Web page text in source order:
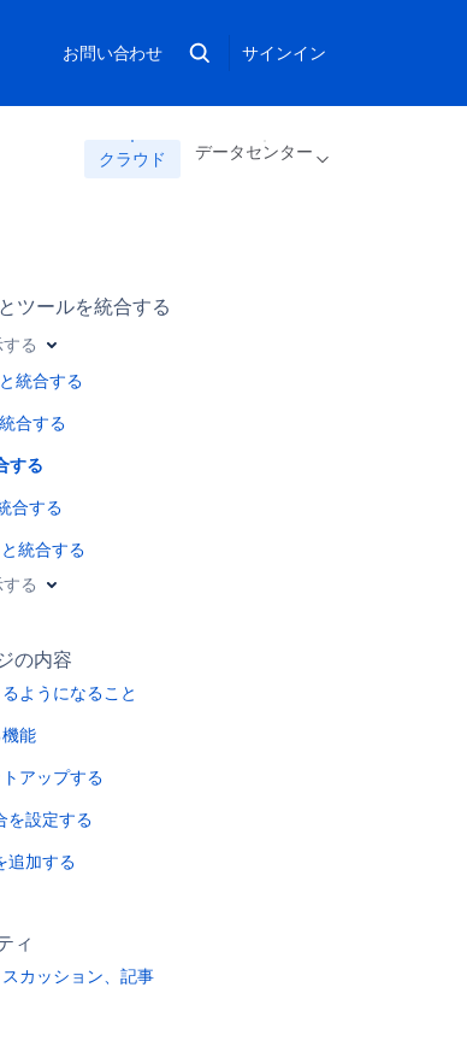
お問い合わせ サインイン
クラウド データセンター
ツールを統合する
る
統合する
合する
する
合する
統合する
る
の内容
ようになること
能
アップする
を設定する
追加する
ィ
カッション、記事